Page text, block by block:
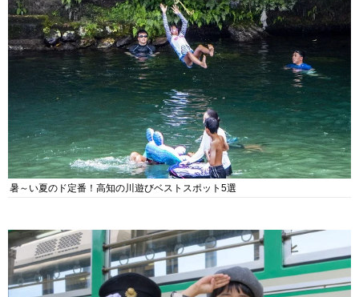
暑～い夏のド定番！高知の川遊びベストスポット5選